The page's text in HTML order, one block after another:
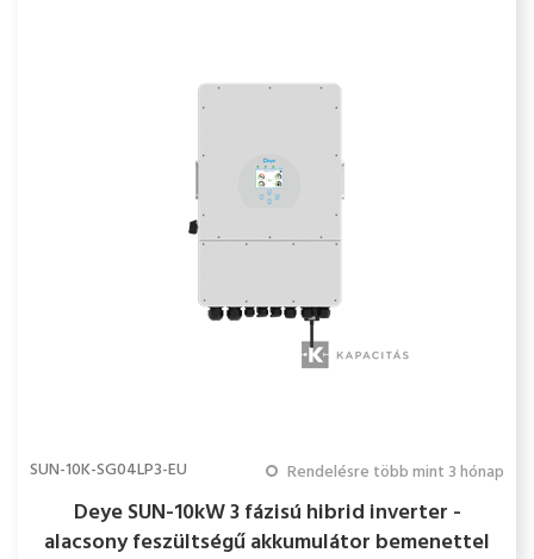
SUN-10K-SG04LP3-EU Rendelésre több mint 3 hónap
Deye SUN-10kW 3 fázisú hibrid inverter -
alacsony feszültségű akkumulátor bemenettel